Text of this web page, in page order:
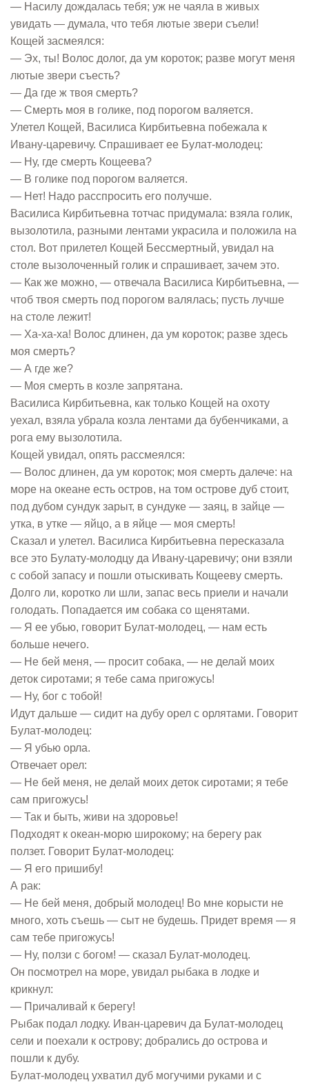
— Насилу дождалась тебя; уж не чаяла в живых
увидать — думала, что тебя лютые звери съели!
Кощей засмеялся:
— Эх, ты! Волос долог, да ум короток; разве могут меня
лютые звери съесть?
— Да где ж твоя смерть?
— Смерть моя в голике, под порогом валяется.
Улетел Кощей, Василиса Кирбитьевна побежала к
Ивану-царевичу. Спрашивает ее Булат-молодец:
— Ну, где смерть Кощеева?
— В голике под порогом валяется.
— Нет! Надо расспросить его получше.
Василиса Кирбитьевна тотчас придумала: взяла голик,
вызолотила, разными лентами украсила и положила на
стол. Вот прилетел Кощей Бессмертный, увидал на
столе вызолоченный голик и спрашивает, зачем это.
— Как же можно, — отвечала Василиса Кирбитьевна, —
чтоб твоя смерть под порогом валялась; пусть лучше
на столе лежит!
— Ха-ха-ха! Волос длинен, да ум короток; разве здесь
моя смерть?
— А где же?
— Моя смерть в козле запрятана.
Василиса Кирбитьевна, как только Кощей на охоту
уехал, взяла убрала козла лентами да бубенчиками, а
рога ему вызолотила.
Кощей увидал, опять рассмеялся:
— Волос длинен, да ум короток; моя смерть далече: на
море на океане есть остров, на том острове дуб стоит,
под дубом сундук зарыт, в сундуке — заяц, в зайце —
утка, в утке — яйцо, а в яйце — моя смерть!
Сказал и улетел. Василиса Кирбитьевна пересказала
все это Булату-молодцу да Ивану-царевичу; они взяли
с собой запасу и пошли отыскивать Кощееву смерть.
Долго ли, коротко ли шли, запас весь приели и начали
голодать. Попадается им собака со щенятами.
— Я ее убью, говорит Булат-молодец, — нам есть
больше нечего.
— Не бей меня, — просит собака, — не делай моих
деток сиротами; я тебе сама пригожусь!
— Ну, бог с тобой!
Идут дальше — сидит на дубу орел с орлятами. Говорит
Булат-молодец:
— Я убью орла.
Отвечает орел:
— Не бей меня, не делай моих деток сиротами; я тебе
сам пригожусь!
— Так и быть, живи на здоровье!
Подходят к океан-морю широкому; на берегу рак
ползет. Говорит Булат-молодец:
— Я его пришибу!
А рак:
— Не бей меня, добрый молодец! Во мне корысти не
много, хоть съешь — сыт не будешь. Придет время — я
сам тебе пригожусь!
— Ну, ползи с богом! — сказал Булат-молодец.
Он посмотрел на море, увидал рыбака в лодке и
крикнул:
— Причаливай к берегу!
Рыбак подал лодку. Иван-царевич да Булат-молодец
сели и поехали к острову; добрались до острова и
пошли к дубу.
Булат-молодец ухватил дуб могучими руками и с